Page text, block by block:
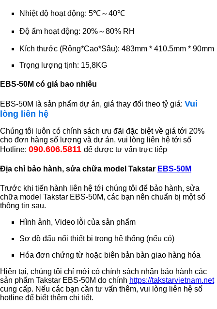
Nhiệt độ hoạt động: 5℃～40℃
Độ ẩm hoạt động: 20%～80% RH
Kích thước (Rộng*Cao*Sâu): 483mm * 410.5mm * 90mm
Trọng lượng tịnh: 15,8KG
EBS-50M có giá bao nhiêu
EBS-50M là sản phẩm dự án, giá thay đổi theo tỷ giá: Vui
lòng liên hệ
Chúng tôi luôn có chính sách ưu đãi đặc biệt về giá tới 20%
cho đơn hàng số lượng và dự án, vui lòng liên hệ tới số
Hotline: 090.606.5811 để được tư vấn trực tiếp
Địa chỉ bảo hành, sửa chữa model Takstar EBS-50M
Trước khi tiến hành liên hệ tới chúng tôi để bảo hành, sửa
chữa model Takstar EBS-50M, các bạn nên chuẩn bị một số
thông tin sau.
Hình ảnh, Video lỗi của sản phẩm
Sơ đồ đấu nối thiết bị trong hệ thống (nếu có)
Hóa đơn chứng từ hoặc biên bản bàn giao hàng hóa
Hiện tại, chúng tôi chỉ mới có chính sách nhận bảo hành các
sản phẩm Takstar EBS-50M do chính https://takstarvietnam.net
cung cấp. Nếu các bạn cần tư vấn thêm, vui lòng liên hệ số
hotline để biết thêm chi tiết.